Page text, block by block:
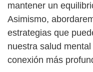
mantener un
Asimismo,
estrategias que
nuestra salud
conexión más